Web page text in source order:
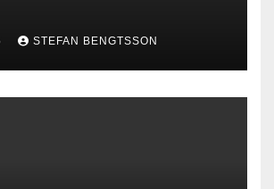
STEFAN BENGTSSON